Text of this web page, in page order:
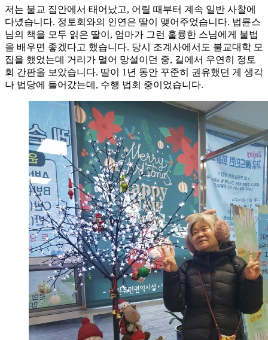
저는 불교 집안에서 태어났고, 어릴 때부터 계속 일반 사찰에
다녔습니다. 정토회와의 인연은 딸이 맺어주었습니다. 법륜스
님의 책을 모두 읽은 딸이, 엄마가 그런 훌륭한 스님에게 불법
을 배우면 좋겠다고 했습니다. 당시 조계사에서도 불교대학 모
집을 했었는데 거리가 멀어 망설이던 중, 길에서 우연히 정토
회 간판을 보았습니다. 딸이 1년 동안 꾸준히 권유했던 게 생각
나 법당에 들어갔는데, 수행 법회 중이었습니다.